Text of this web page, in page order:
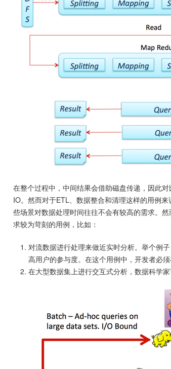
在整个过程中，中间结果会借助磁盘传递，因此
IO。然而对于ETL、数据整合和清理这样的用例
些场景对数据处理时间往往不会有较高的需求。
求较为苛刻的用例，比如：
对流数据进行处理来做近实时分析。举个例
高用户的参与度。在这个用例中，开发者必须
在大型数据集上进行交互式分析，数据科学